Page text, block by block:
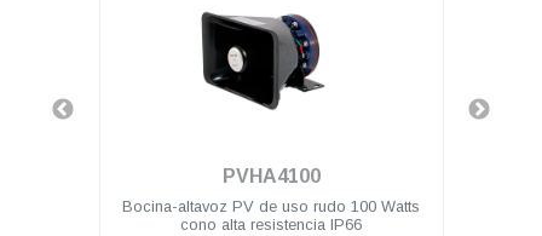
PVHA4100
Bocina-altavoz PV de uso rudo 100 Watts
cono alta resistencia IP66